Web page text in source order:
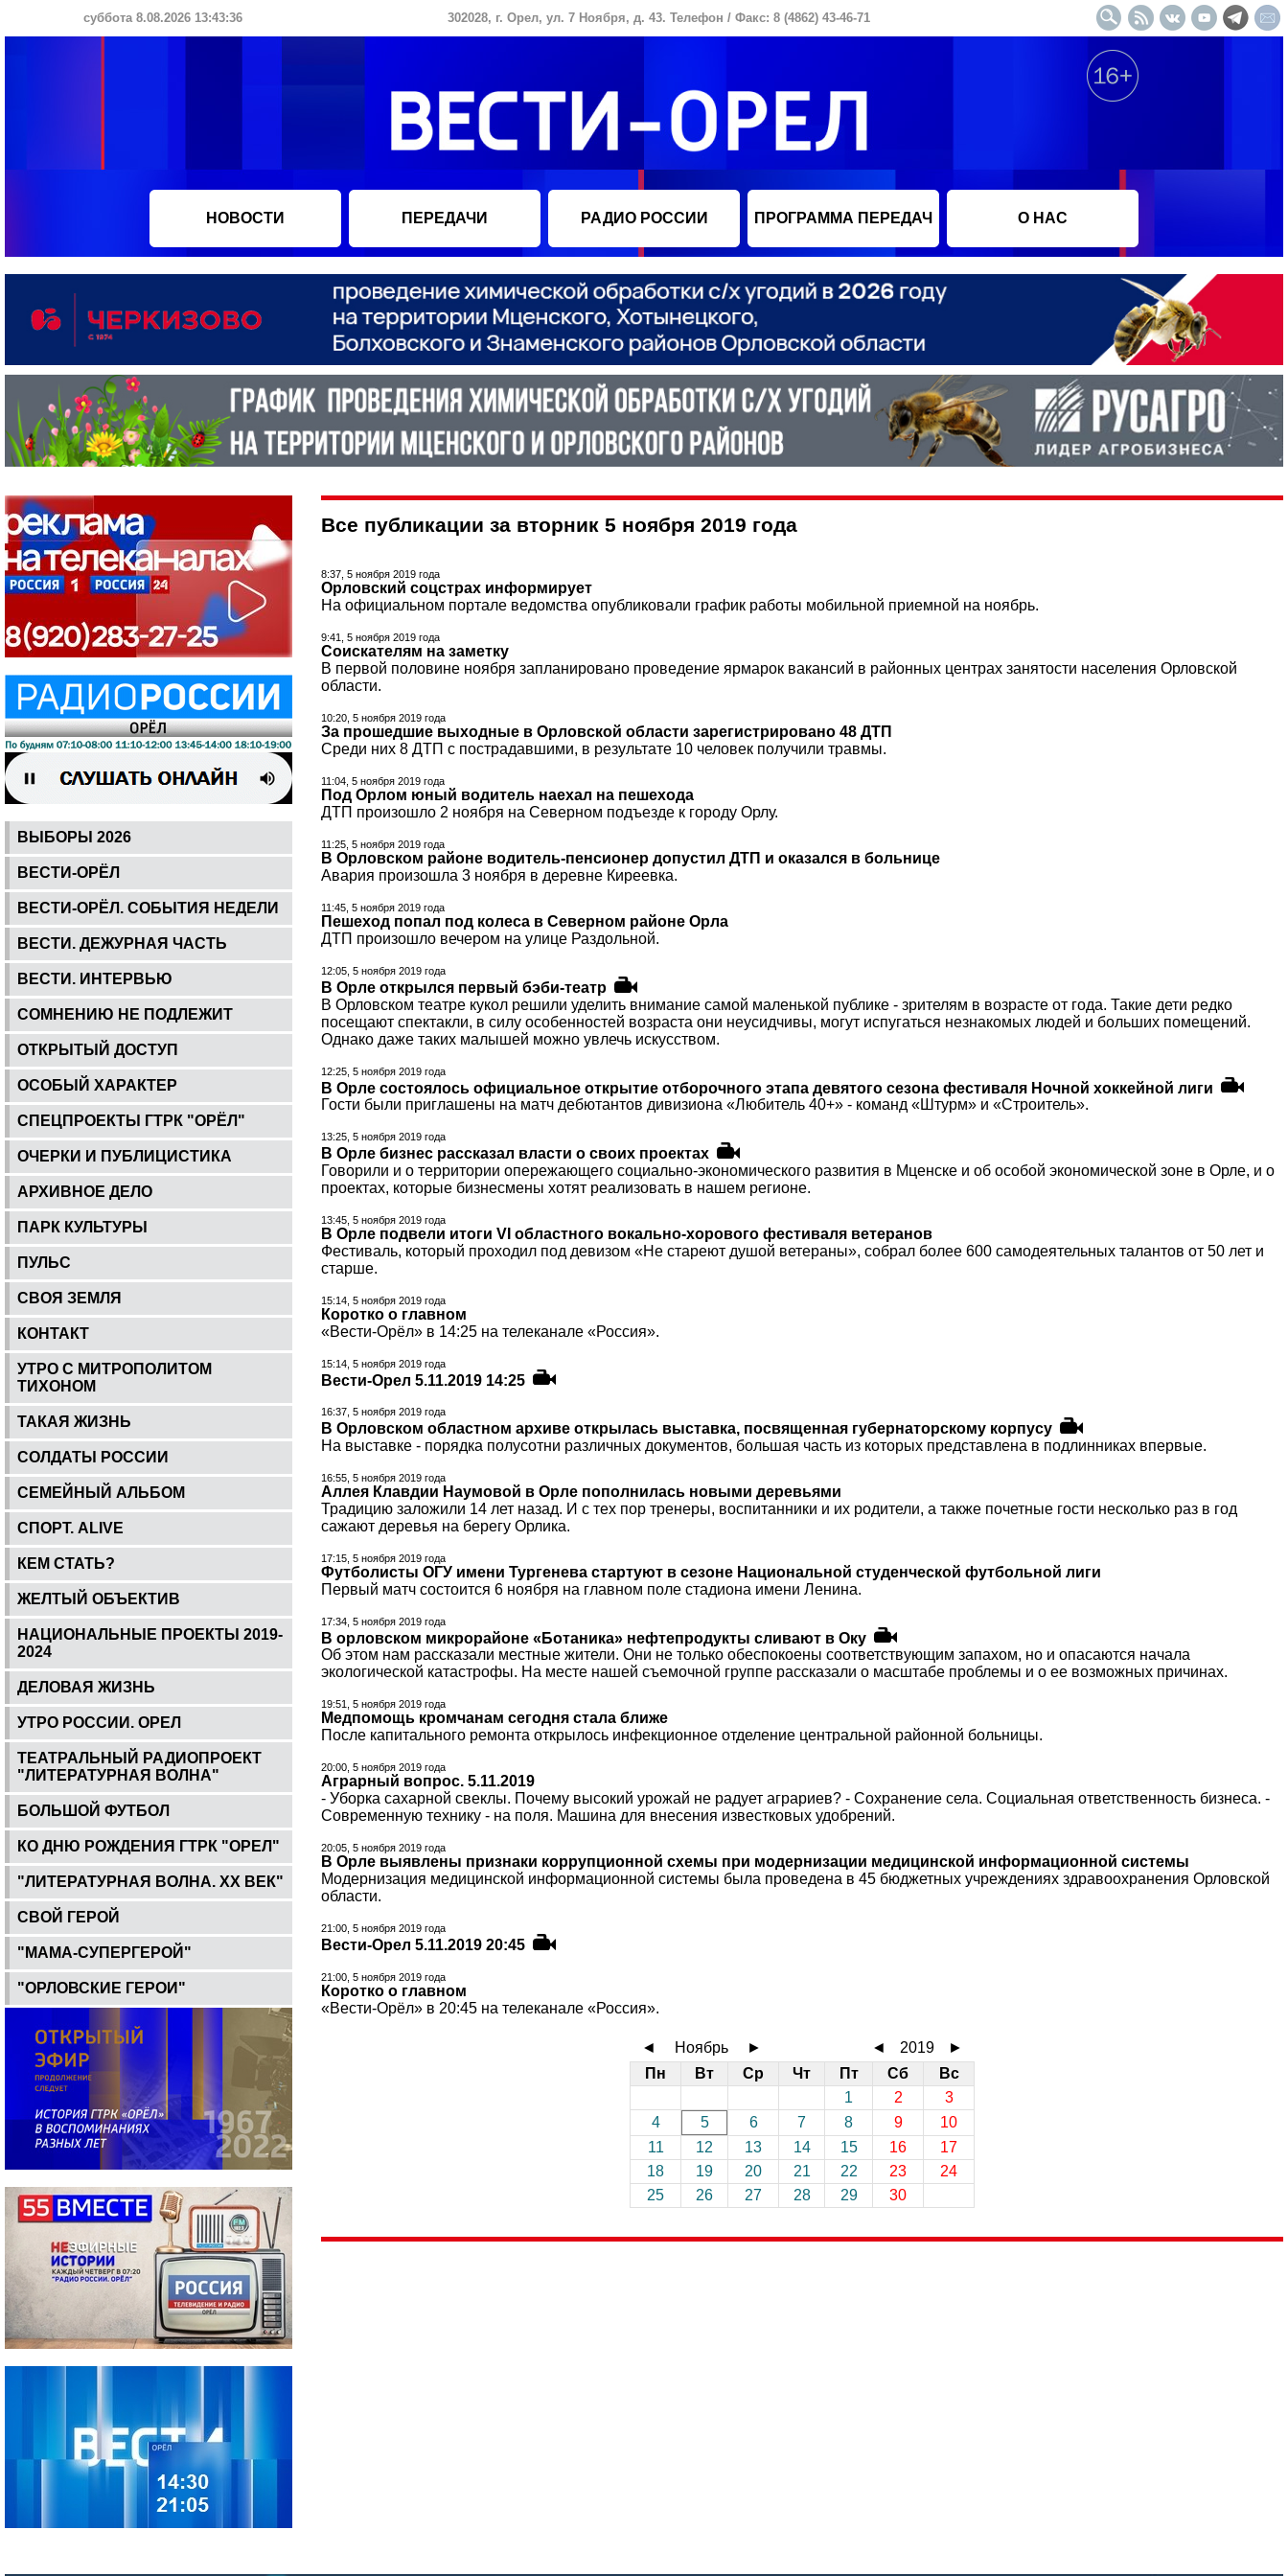
суббота 8.08.2026 13:43:37 302028, г. Орел, ул. 7 Ноября, д. 43. Телефон / Факс: 8 (4862) 43-46-71
НОВОСТИ ПЕРЕДАЧИ РАДИО РОССИИ ПРОГРАММА ПЕРЕДАЧ О НАС
ВЫБОРЫ 2026
ВЕСТИ-ОРЁЛ
ВЕСТИ-ОРЁЛ. СОБЫТИЯ НЕДЕЛИ
ВЕСТИ. ДЕЖУРНАЯ ЧАСТЬ
ВЕСТИ. ИНТЕРВЬЮ
СОМНЕНИЮ НЕ ПОДЛЕЖИТ
ОТКРЫТЫЙ ДОСТУП
ОСОБЫЙ ХАРАКТЕР
СПЕЦПРОЕКТЫ ГТРК "ОРЁЛ"
ОЧЕРКИ И ПУБЛИЦИСТИКА
АРХИВНОЕ ДЕЛО
ПАРК КУЛЬТУРЫ
ПУЛЬС
СВОЯ ЗЕМЛЯ
КОНТАКТ
УТРО С МИТРОПОЛИТОМ
ТИХОНОМ
ТАКАЯ ЖИЗНЬ
СОЛДАТЫ РОССИИ
СЕМЕЙНЫЙ АЛЬБОМ
СПОРТ. ALIVE
КЕМ СТАТЬ?
ЖЕЛТЫЙ ОБЪЕКТИВ
НАЦИОНАЛЬНЫЕ ПРОЕКТЫ 2019-
2024
ДЕЛОВАЯ ЖИЗНЬ
УТРО РОССИИ. ОРЕЛ
ТЕАТРАЛЬНЫЙ РАДИОПРОЕКТ
"ЛИТЕРАТУРНАЯ ВОЛНА"
БОЛЬШОЙ ФУТБОЛ
КО ДНЮ РОЖДЕНИЯ ГТРК "ОРЕЛ"
"ЛИТЕРАТУРНАЯ ВОЛНА. ХХ ВЕК"
СВОЙ ГЕРОЙ
"МАМА-СУПЕРГЕРОЙ"
"ОРЛОВСКИЕ ГЕРОИ"
Все публикации за вторник 5 ноября 2019 года
8:37, 5 ноября 2019 года
Орловский соцстрах информирует
На официальном портале ведомства опубликовали график работы мобильной приемной на ноябрь.
9:41, 5 ноября 2019 года
Соискателям на заметку
В первой половине ноября запланировано проведение ярмарок вакансий в районных центрах занятости населения Орловской
области.
10:20, 5 ноября 2019 года
За прошедшие выходные в Орловской области зарегистрировано 48 ДТП
Среди них 8 ДТП с пострадавшими, в результате 10 человек получили травмы.
11:04, 5 ноября 2019 года
Под Орлом юный водитель наехал на пешехода
ДТП произошло 2 ноября на Северном подъезде к городу Орлу.
11:25, 5 ноября 2019 года
В Орловском районе водитель-пенсионер допустил ДТП и оказался в больнице
Авария произошла 3 ноября в деревне Киреевка.
11:45, 5 ноября 2019 года
Пешеход попал под колеса в Северном районе Орла
ДТП произошло вечером на улице Раздольной.
12:05, 5 ноября 2019 года
В Орле открылся первый бэби-театр
В Орловском театре кукол решили уделить внимание самой маленькой публике - зрителям в возрасте от года. Такие дети редко
посещают спектакли, в силу особенностей возраста они неусидчивы, могут испугаться незнакомых людей и больших помещений.
Однако даже таких малышей можно увлечь искусством.
12:25, 5 ноября 2019 года
В Орле состоялось официальное открытие отборочного этапа девятого сезона фестиваля Ночной хоккейной лиги
Гости были приглашены на матч дебютантов дивизиона «Любитель 40+» - команд «Штурм» и «Строитель».
13:25, 5 ноября 2019 года
В Орле бизнес рассказал власти о своих проектах
Говорили и о территории опережающего социально-экономического развития в Мценске и об особой экономической зоне в Орле, и о
проектах, которые бизнесмены хотят реализовать в нашем регионе.
13:45, 5 ноября 2019 года
В Орле подвели итоги VI областного вокально-хорового фестиваля ветеранов
Фестиваль, который проходил под девизом «Не стареют душой ветераны», собрал более 600 самодеятельных талантов от 50 лет и
старше.
15:14, 5 ноября 2019 года
Коротко о главном
«Вести-Орёл» в 14:25 на телеканале «Россия».
15:14, 5 ноября 2019 года
Вести-Орел 5.11.2019 14:25
16:37, 5 ноября 2019 года
В Орловском областном архиве открылась выставка, посвященная губернаторскому корпусу
На выставке - порядка полусотни различных документов, большая часть из которых представлена в подлинниках впервые.
16:55, 5 ноября 2019 года
Аллея Клавдии Наумовой в Орле пополнилась новыми деревьями
Традицию заложили 14 лет назад. И с тех пор тренеры, воспитанники и их родители, а также почетные гости несколько раз в год
сажают деревья на берегу Орлика.
17:15, 5 ноября 2019 года
Футболисты ОГУ имени Тургенева стартуют в сезоне Национальной студенческой футбольной лиги
Первый матч состоится 6 ноября на главном поле стадиона имени Ленина.
17:34, 5 ноября 2019 года
В орловском микрорайоне «Ботаника» нефтепродукты сливают в Оку
Об этом нам рассказали местные жители. Они не только обеспокоены соответствующим запахом, но и опасаются начала
экологической катастрофы. На месте нашей съемочной группе рассказали о масштабе проблемы и о ее возможных причинах.
19:51, 5 ноября 2019 года
Медпомощь кромчанам сегодня стала ближе
После капитального ремонта открылось инфекционное отделение центральной районной больницы.
20:00, 5 ноября 2019 года
Аграрный вопрос. 5.11.2019
- Уборка сахарной свеклы. Почему высокий урожай не радует аграриев? - Сохранение села. Социальная ответственность бизнеса. -
Современную технику - на поля. Машина для внесения известковых удобрений.
20:05, 5 ноября 2019 года
В Орле выявлены признаки коррупционной схемы при модернизации медицинской информационной системы
Модернизация медицинской информационной системы была проведена в 45 бюджетных учреждениях здравоохранения Орловской
области.
21:00, 5 ноября 2019 года
Вести-Орел 5.11.2019 20:45
21:00, 5 ноября 2019 года
Коротко о главном
«Вести-Орёл» в 20:45 на телеканале «Россия».
◄ Ноябрь ► ◄ 2019
►
Пн
Вт Ср Чт Пт Сб
Вс
1
2
3
4
5 6 7 8 9
10
11
12 13 14 15 16
17
18
19 20 21 22 23
24
25
26 27 28 29 30